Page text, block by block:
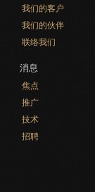
我们的客户
我们的伙伴
联络我们
消息
焦点
推广
技术
招聘